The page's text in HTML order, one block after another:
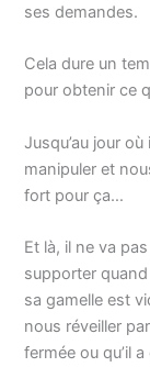
ses demandes.
Cela dure un
pour obtenir ce
Jusqu’au jour
manipuler et
fort pour ça…
Et là, il ne va
supporter
sa gamelle est
nous réveiller
fermée ou qu’il